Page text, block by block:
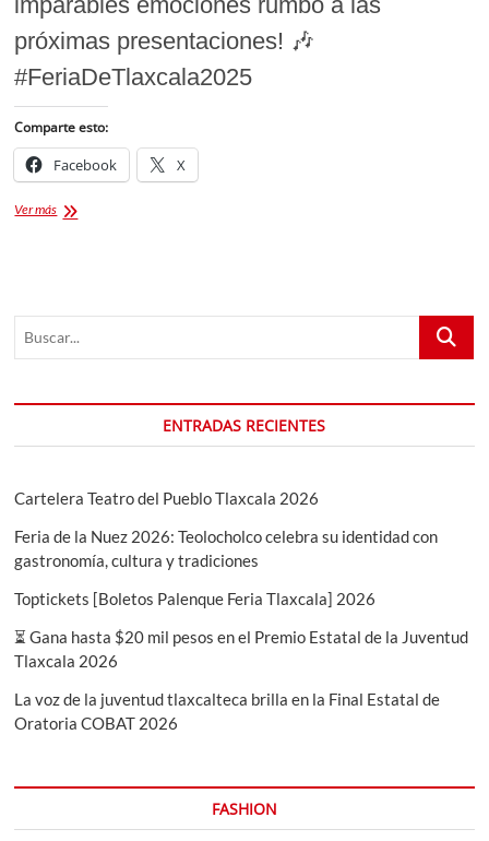
próximas presentaciones! 🎶
#FeriaDeTlaxcala2025
Comparte esto:
Facebook X
Ver másEl
continúa
emocionándonos
Buscar...
ENTRADAS RECIENTES
Cartelera Teatro del Pueblo Tlaxcala 2026
Feria de la Nuez 2026: Teolocholco celebra su identidad con
gastronomía, cultura y tradiciones
Toptickets [Boletos Palenque Feria Tlaxcala] 2026
⏳ Gana hasta $20 mil pesos en el Premio Estatal de la Juventud
Tlaxcala 2026
La voz de la juventud tlaxcalteca brilla en la Final Estatal de
Oratoria COBAT 2026
FASHION